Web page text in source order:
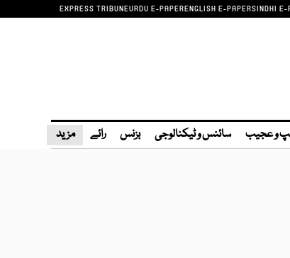
EXPRESS TRIBUNEURDU E-PAPERENGLISH E-PAPERSINDHI E-
و عجیب سائنس و ٹیکنالوجی بزنس رائے مزید